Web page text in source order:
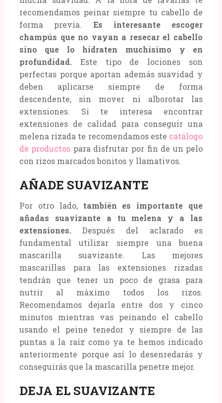
recomendamos peinar siempre tu cabello de
forma previa. Es interesante escoger
champús que no vayan a resecar el cabello
sino que lo hidraten muchísimo y en
profundidad.Este tipo de lociones son
perfectas porque aportan además suavidad y
deben aplicarse siempre de forma
descendente, sin mover ni alborotar las
extensiones. Si te interesa encontrar
extensiones de calidad para conseguir una
melena rizada te recomendamos este catálogo
de productos para disfrutar por fin de un pelo
con rizos marcados bonitos y llamativos.
AÑADE SUAVIZANTE
Por otro lado, también es importante que
añadas suavizante a tu melena y a las
extensiones.Después del aclarado es
fundamental utilizar siempre una buena
mascarilla suavizante. Las mejores
mascarillas para las extensiones rizadas
tendrán que tener un poco de grasa para
nutrir al máximo todos los rizos.
Recomendamos dejarla entre dos y cinco
minutos mientras vas peinando el cabello
usando el peine tenedor y siempre de las
puntas a la raíz como ya te hemos indicado
anteriormente porque así lo desenredarás y
conseguirás que la mascarilla penetre mejor.
DEJA EL SUAVIZANTE